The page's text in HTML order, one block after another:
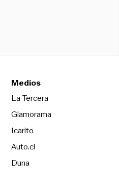
Medios
La TerceraOpens in new
Glamorama
Icarito
Auto.cl
DunaOpens in new window